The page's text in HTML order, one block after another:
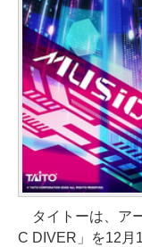
タイトーは、ア
C DIVER」を12月